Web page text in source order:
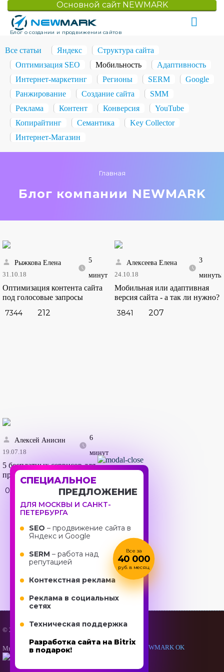
Основной сайт NEWMARK
Блог о создании и продвижении сайтов
Все статьи Яндекс
Структура сайта
Оптимизация SEO
Мобильность
Адаптивность
Интернет-маркетинг
Регионы SERM
Google
Ранжирование
Создание сайта
SMM
Реклама
Контент Конверсия
YouTube
Копирайтинг
Семантика
Key Collector
Интернет-Магазин
Главная
Блог компании NEWMARK
Рыжкова Елена
31.10.18
5
минут
Оптимизация контента сайта
под голосовые запросы
7344 212
Алексеева Елена
24.10.18
3
минуты
Мобильная или адаптивная
версия сайта - а так ли нужно?
3841 207
Алексей Анисин
19.07.18
6
минут
5 бесплатных сервисов для
проверки адаптивности сайта
0
© 2005-2026 NEWMARK Карта сайта
Мы в соцсетях
СПЕЦИАЛЬНОЕ
ПРЕДЛОЖЕНИЕ
ДЛЯ МОСКВЫ И САНКТ-
ПЕТЕРБУРГА
SEO – продвижение сайта в
Яндекс и Google
SERM – работа над
репутацией
Контекстная реклама
Реклама в социальных
сетях
Техническая поддержка
Разработка сайта на Bitriх
в подарок!
Все за
40 000
руб. в месяц